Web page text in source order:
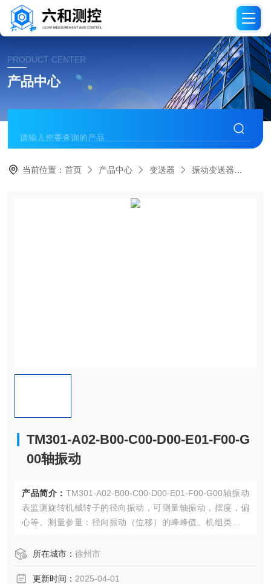
PRODUCT CENTER
产品中心
当前位置：首页 产品中心 变送器 振动变送器
TM301-A02-B00-C00-D00-E01-F00-G
00轴振动
产品简介： TM301-A02-B00-C00-D00-E01-F00-G00轴振动
表监测旋转机械转子的径向振动，可测量轴振动，摆度，偏
心等。测量参量：径向振动（位移）的峰峰值。机组类型：
机、泵等。
所在城市： 徐州市
更新时间： 2025-04-01